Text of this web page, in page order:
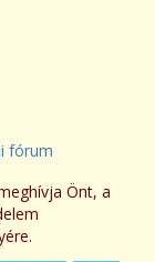
fórum
Önt, a